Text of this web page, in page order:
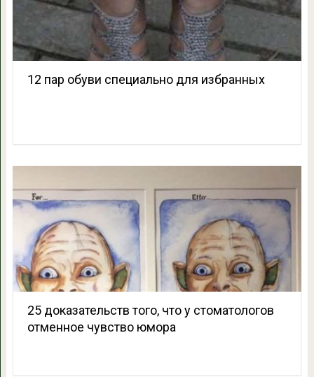
12 пар обуви специально для избранных
25 доказательств того, что у стоматологов
отменное чувство юмора